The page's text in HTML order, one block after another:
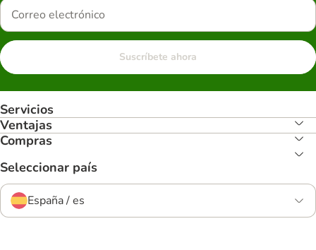
Suscríbete ahora
Servicios
Ventajas
Compras
Seleccionar país
España / es